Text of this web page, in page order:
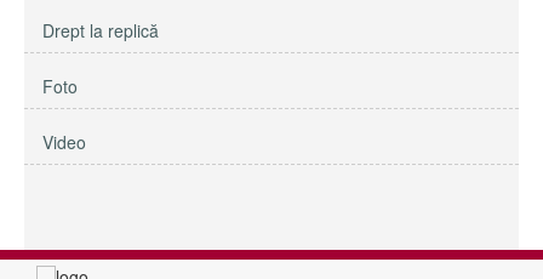
Drept la replică
Foto
Video